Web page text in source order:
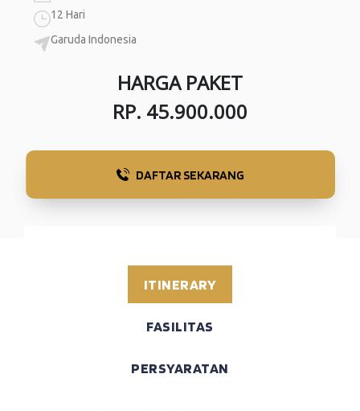
12 Hari
Garuda Indonesia
HARGA PAKET
RP. 45.900.000
DAFTAR SEKARANG
ITINERARY
FASILITAS
PERSYARATAN